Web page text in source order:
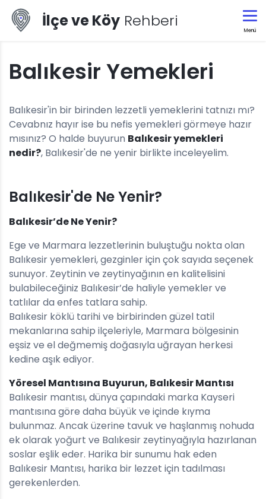
İlçe ve Köy Rehberi
Menü
Balıkesir Yemekleri
Balıkesir'in bir birinden lezzetli yemeklerini tatnızı mı?
Cevabnız hayır ise bu nefis yemekleri görmeye hazır
mısınız? O halde buyurun Balıkesir yemekleri
nedir?, Balıkesir'de ne yenir birlikte inceleyelim.
Balıkesir'de Ne Yenir?
Balıkesir’de Ne Yenir?
Ege ve Marmara lezzetlerinin buluştuğu nokta olan
Balıkesir yemekleri, gezginler için çok sayıda seçenek
sunuyor. Zeytinin ve zeytinyağının en kalitelisini
bulabileceğiniz Balıkesir’de haliyle yemekler ve
tatlılar da enfes tatlara sahip.
Balıkesir köklü tarihi ve birbirinden güzel tatil
mekanlarına sahip ilçeleriyle, Marmara bölgesinin
eşsiz ve el değmemiş doğasıyla uğrayan herkesi
kedine aşık ediyor.
Yöresel Mantısına Buyurun, Balıkesir Mantısı
Balıkesir mantısı, dünya çapındaki marka Kayseri
mantısına göre daha büyük ve içinde kıyma
bulunmaz. Ancak üzerine tavuk ve haşlanmış nohuda
ek olarak yoğurt ve Balıkesir zeytinyağıyla hazırlanan
soslar eşlik eder. Harika bir sunumu hak eden
Balıkesir Mantısı, harika bir lezzet için tadılması
gerekenlerden.